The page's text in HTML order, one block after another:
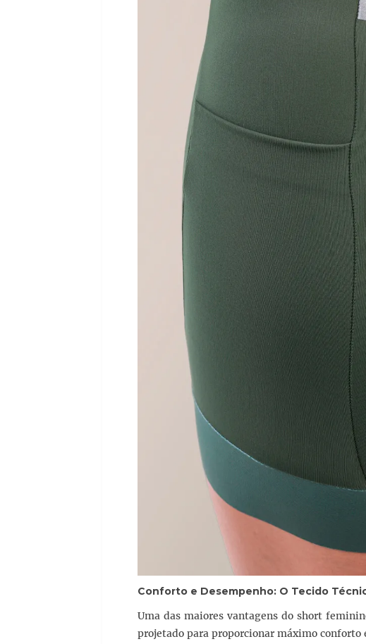
Conforto e Desempenho: O Tecido
Uma das maiores vantagens do short
projetado para proporcionar máximo conforto